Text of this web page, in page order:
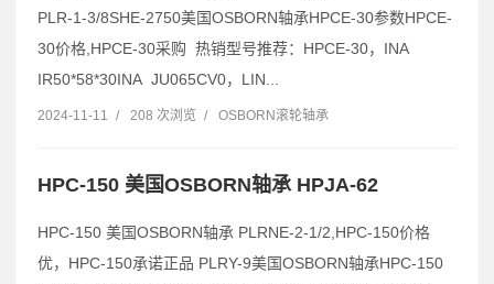
PLR-1-3/8SHE-2750美国OSBORN轴承HPCE-30参数HPCE-
30价格,HPCE-30采购 热销型号推荐：HPCE-30，INA
IR50*58*30INA JU065CV0，LIN...
2024-11-11 / 208 次浏览 / OSBORN滚轮轴承
HPC-150 美国OSBORN轴承 HPJA-62
HPC-150 美国OSBORN轴承 PLRNE-2-1/2,HPC-150价格
优，HPC-150承诺正品 PLRY-9美国OSBORN轴承HPC-150